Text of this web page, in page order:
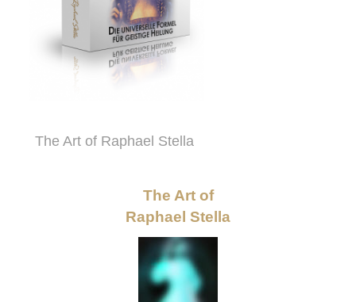
The Art of Raphael Stella
The Art of
Raphael Stella